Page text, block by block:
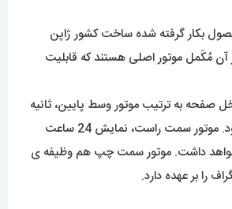
بکار گرفته شده ساخت کشور ژاپن
آن مُکَمل موتور اصلی هستند که قابلیت
صفحه به ترتیب موتور وسط پایین، ثانیه
شمار ساعت خواهد بود. موتور سمت راست، نمایش 24 ساعت
خواهد داشت. موتور سمت چپ هم وظیفه ی
را بر عهده دارد.